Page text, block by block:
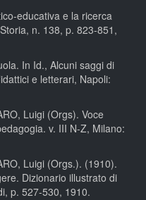
educativa e la ricerca
n. 138, p. 823-851,
In Id., Alcuni saggi di
e letterari, Napoli:
Luigi (Orgs). Voce
v. III N-Z, Milano:
Luigi (Orgs.). (1910).
Dizionario illustrato di
p. 527-530, 1910.